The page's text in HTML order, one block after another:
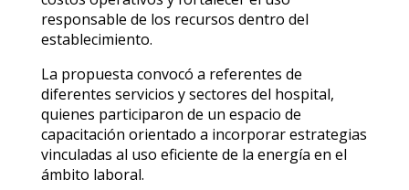
responsable de los recursos dentro del
establecimiento.
La propuesta convocó a referentes de
diferentes servicios y sectores del hospital,
quienes participaron de un espacio de
capacitación orientado a incorporar estrategias
vinculadas al uso eficiente de la energía en el
ámbito laboral.